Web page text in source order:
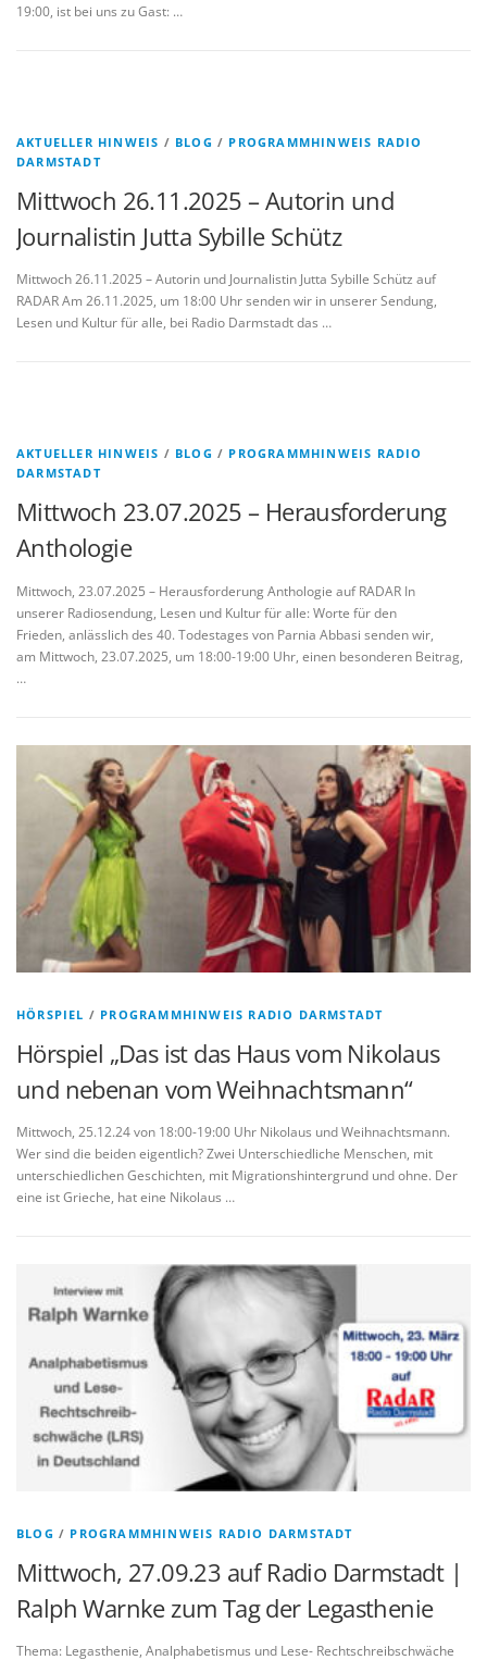
19:00, ist bei uns zu Gast: …
AKTUELLER HINWEIS / BLOG / PROGRAMMHINWEIS RADIO
DARMSTADT
Mittwoch 26.11.2025 – Autorin und
Journalistin Jutta Sybille Schütz
Mittwoch 26.11.2025 – Autorin und Journalistin Jutta Sybille Schütz auf
RADAR Am 26.11.2025, um 18:00 Uhr senden wir in unserer Sendung,
Lesen und Kultur für alle, bei Radio Darmstadt das …
AKTUELLER HINWEIS / BLOG / PROGRAMMHINWEIS RADIO
DARMSTADT
Mittwoch 23.07.2025 – Herausforderung
Anthologie
Mittwoch, 23.07.2025 – Herausforderung Anthologie auf RADAR In
unserer Radiosendung, Lesen und Kultur für alle: Worte für den
Frieden, anlässlich des 40. Todestages von Parnia Abbasi senden wir,
am Mittwoch, 23.07.2025, um 18:00-19:00 Uhr, einen besonderen Beitrag,
…
HÖRSPIEL / PROGRAMMHINWEIS RADIO DARMSTADT
Hörspiel „Das ist das Haus vom Nikolaus
und nebenan vom Weihnachtsmann“
Mittwoch, 25.12.24 von 18:00-19:00 Uhr Nikolaus und Weihnachtsmann.
Wer sind die beiden eigentlich? Zwei Unterschiedliche Menschen, mit
unterschiedlichen Geschichten, mit Migrationshintergrund und ohne. Der
eine ist Grieche, hat eine Nikolaus …
BLOG / PROGRAMMHINWEIS RADIO DARMSTADT
Mittwoch, 27.09.23 auf Radio Darmstadt |
Ralph Warnke zum Tag der Legasthenie
Thema: Legasthenie, Analphabetismus und Lese- Rechtschreibschwäche